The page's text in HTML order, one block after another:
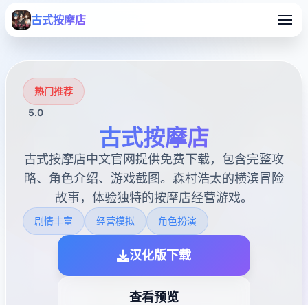
古式按摩店
热门推荐
5.0
古式按摩店
古式按摩店中文官网提供免费下载，包含完整攻
略、角色介绍、游戏截图。森村浩太的横滨冒险
故事，体验独特的按摩店经营游戏。
剧情丰富 经营模拟 角色扮演
汉化版下载
查看预览